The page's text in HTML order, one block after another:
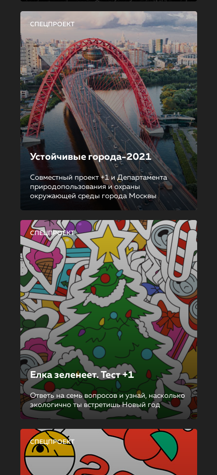
СПЕЦПРОЕКТ
Устойчивые города-2021
Совместный проект +1 и Департамента
природопользования и охраны
окружающей среды города Москвы
СПЕЦПРОЕКТ
Елка зеленеет. Тест +1
Ответь на семь вопросов и узнай, насколько
экологично ты встретишь Новый год
СПЕЦПРОЕКТ